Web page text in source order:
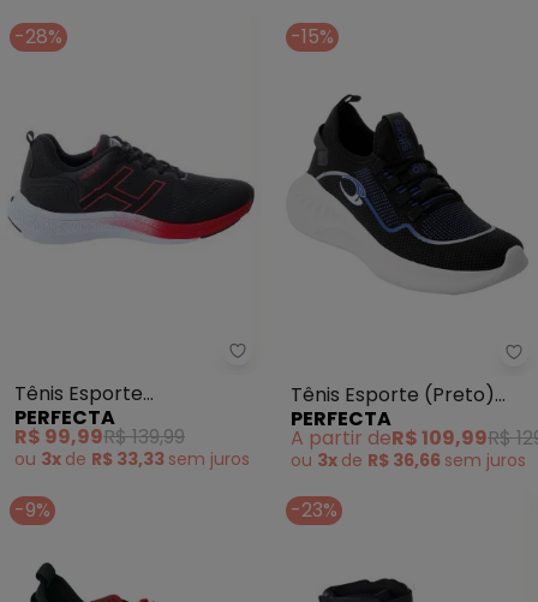
-28%
Perfecta - Tênis Esporte
Tênis Esporte
(Vermelho) em Sintético
PERFECTA
R$ 99,99R$ 139,99
ou 3x de R$ 33,33 sem juros
-15%
Tênis Esporte (Preto)
com Solado em Eva
PERFECTA
A partir deR$ 109,99R$
ou 3x de R$ 36,66 sem juros
-9% -23%